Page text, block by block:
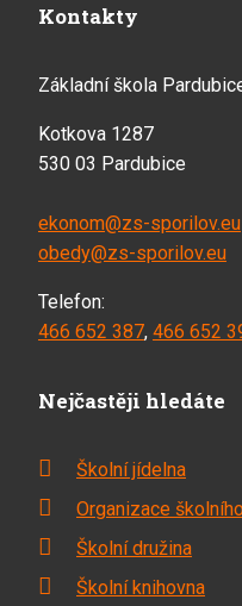
Kontakty
Základní škola
Kotkova 1287
530 03 Pardubice
ekonom@zs-sporilov.eu
obedy@zs-sporilov.eu
Telefon:
466 652 387, 466 652
Nejčastěji hledáte
Školní jídelna
Organizace
Školní družina
Školní knihovna